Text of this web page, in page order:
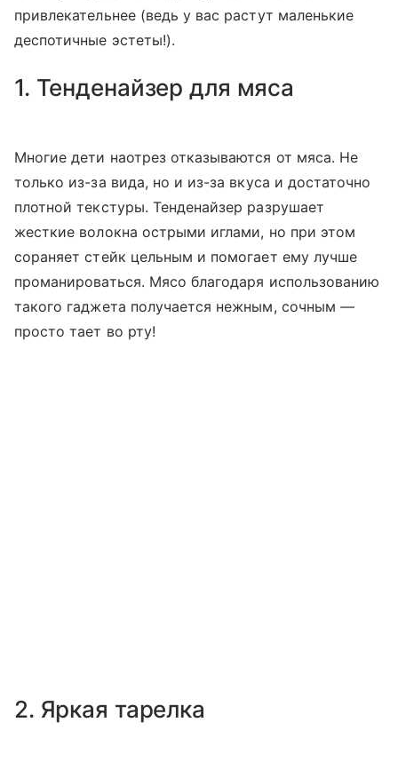
привлекательнее (ведь у вас растут маленькие
деспотичные эстеты!).
1. Тенденайзер для мяса
Многие дети наотрез отказываются от мяса. Не
только из-за вида, но и из-за вкуса и достаточно
плотной текстуры. Тенденайзер разрушает
жесткие волокна острыми иглами, но при этом
сораняет стейк цельным и помогает ему лучше
проманироваться. Мясо благодаря использованию
такого гаджета получается нежным, сочным —
просто тает во рту!
2. Яркая тарелка